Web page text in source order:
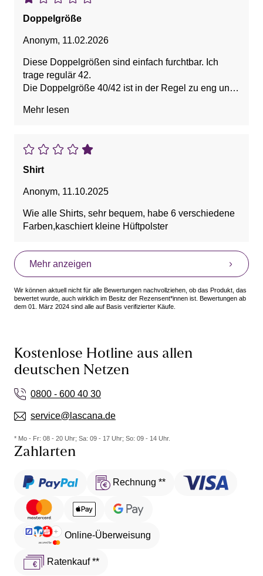
Doppelgröße
Anonym, 11.02.2026
Diese Doppelgrößen sind einfach furchtbar. Ich
trage regulär 42.
Die Doppelgröße 40/42 ist in der Regel zu eng und
Abgesehen davon, dass das vier zu groß war sah
Mehr lesen
Shirt
Anonym, 11.10.2025
Wie alle Shirts, sehr bequem, habe 6 verschiedene
Farben,kaschiert kleine Hüftpolster
Mehr anzeigen
Wir können aktuell nicht für alle Bewertungen nachvollziehen, ob das Produkt, das
bewertet wurde, auch wirklich im Besitz der Rezensent*innen ist. Bewertungen ab
dem 01. März 2024 sind alle auf Basis verifizierter Käufe.
Kostenlose Hotline aus allen
deutschen Netzen
0800 - 600 40 30
service@lascana.de
* Mo - Fr: 08 - 20 Uhr; Sa: 09 - 17 Uhr; So: 09 - 14 Uhr.
Zahlarten
Rechnung **
Online-Überweisung
Ratenkauf **